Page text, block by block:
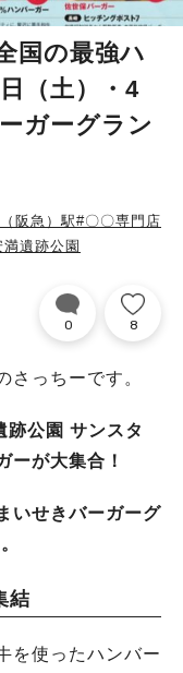
国の最強ハ
（土）・4
ガーグラン
阪急）駅#〇〇専門店
満遺跡公園
0 8
さっちーです。
跡公園 サンスタ
ーが大集合！
いせきバーガーグ
結
を使ったハンバー